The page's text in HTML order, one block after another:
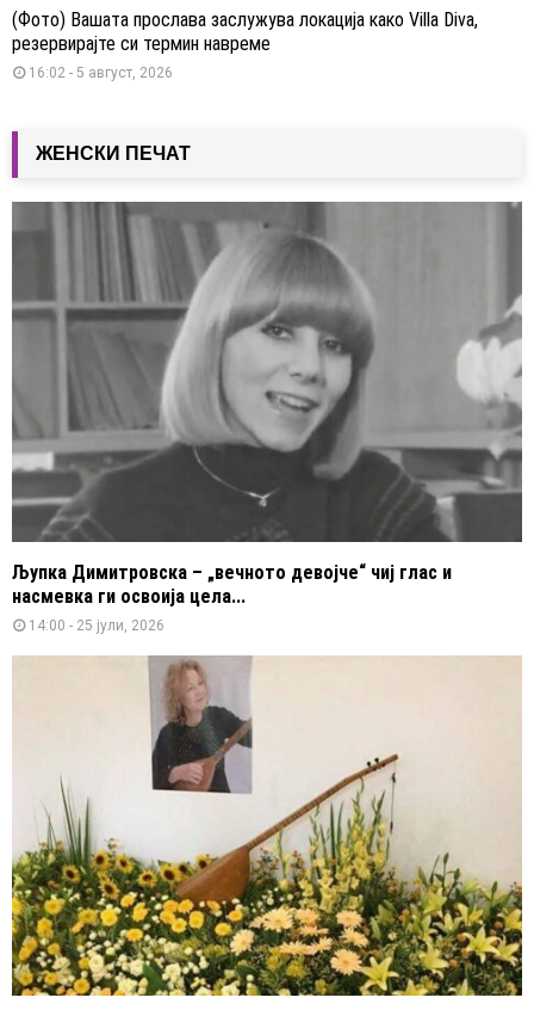
(Фото) Вашата прослава заслужува локација како Villa Diva,
резервирајте си термин навреме
16:02 - 5 август, 2026
ЖЕНСКИ ПЕЧАТ
Љупка Димитровска – „вечното девојче“ чиј глас и
насмевка ги освоија цела...
14:00 - 25 јули, 2026